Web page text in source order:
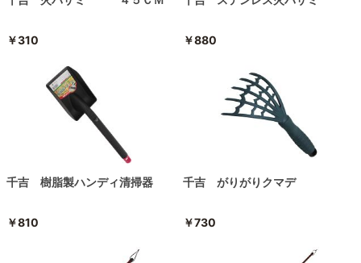
￥310 ￥880
千吉 樹脂製ハンディ清掃器
￥810
千吉 がりがりクマデ
￥730